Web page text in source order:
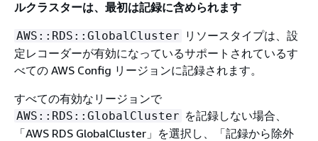
ルクラスターは、最初は記録に含められます
AWS::RDS::GlobalCluster リソースタイプは、設
定レコーダーが有効になっているサポートされているす
べての AWS Config リージョンに記録されます。
すべての有効なリージョンで
AWS::RDS::GlobalCluster を記録しない場合、
「AWS RDS GlobalCluster」を選択し、「記録から除外